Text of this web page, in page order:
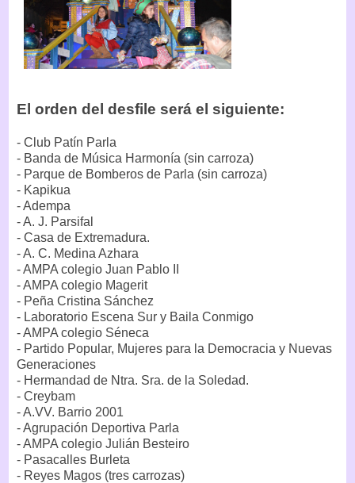
El orden del desfile será el siguiente:
- Club Patín Parla
- Banda de Música Harmonía (sin carroza)
- Parque de Bomberos de Parla (sin carroza)
- Kapikua
- Adempa
- A. J. Parsifal
- Casa de Extremadura.
- A. C. Medina Azhara
- AMPA colegio Juan Pablo II
- AMPA colegio Magerit
- Peña Cristina Sánchez
- Laboratorio Escena Sur y Baila Conmigo
- AMPA colegio Séneca
- Partido Popular, Mujeres para la Democracia y Nuevas
Generaciones
- Hermandad de Ntra. Sra. de la Soledad.
- Creybam
- A.VV. Barrio 2001
- Agrupación Deportiva Parla
- AMPA colegio Julián Besteiro
- Pasacalles Burleta
- Reyes Magos (tres carrozas)